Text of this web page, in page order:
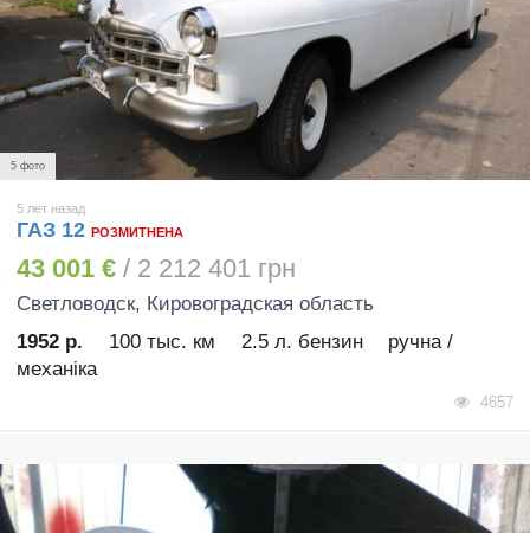
5 фото
5 лет назад
ГАЗ 12 РОЗМИТНЕНА
43 001 € / 2 212 401 грн
Светловодск, Кировоградская область
1952 р.
100 тыс. км 2.5 л. бензин
ручна /
механіка
4657